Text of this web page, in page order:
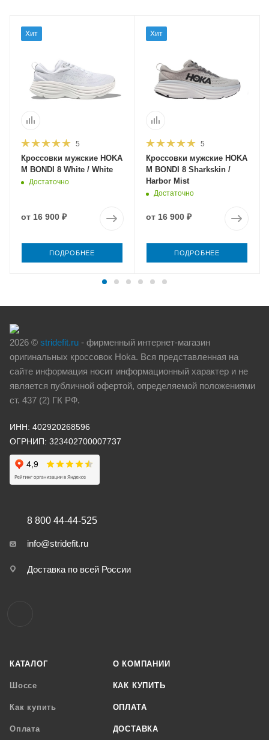
Хит
5
Кроссовки мужские HOKA
M BONDI 8 White / White
Достаточно
от 16 900 ₽
ПОДРОБНЕЕ
Хит
5
Кроссовки мужские HOKA
M BONDI 8 Sharkskin /
Harbor Mist
Достаточно
от 16 900 ₽
ПОДРОБНЕЕ
2026 © stridefit.ru - фирменный интернет-магазин
оригинальных кроссовок Hoka. Вся представленная на
сайте информация носит информационный характер и не
является публичной офертой, определяемой положениями
ст. 437 (2) ГК РФ.
ИНН: 402920268596
ОГРНИП: 323402700007737
КАТАЛОГ
Шоссе
Как купить
Оплата
О КОМПАНИИ
КАК КУПИТЬ
ОПЛАТА
ДОСТАВКА
8 800 44-44-525
info@stridefit.ru
Доставка по всей России